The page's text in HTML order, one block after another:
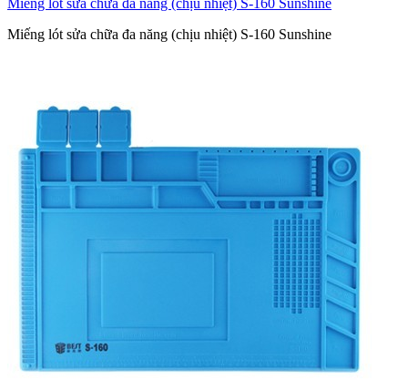
Miếng lót sửa chữa đa năng (chịu nhiệt) S-160 Sunshine
Miếng lót sửa chữa đa năng (chịu nhiệt) S-160 Sunshine